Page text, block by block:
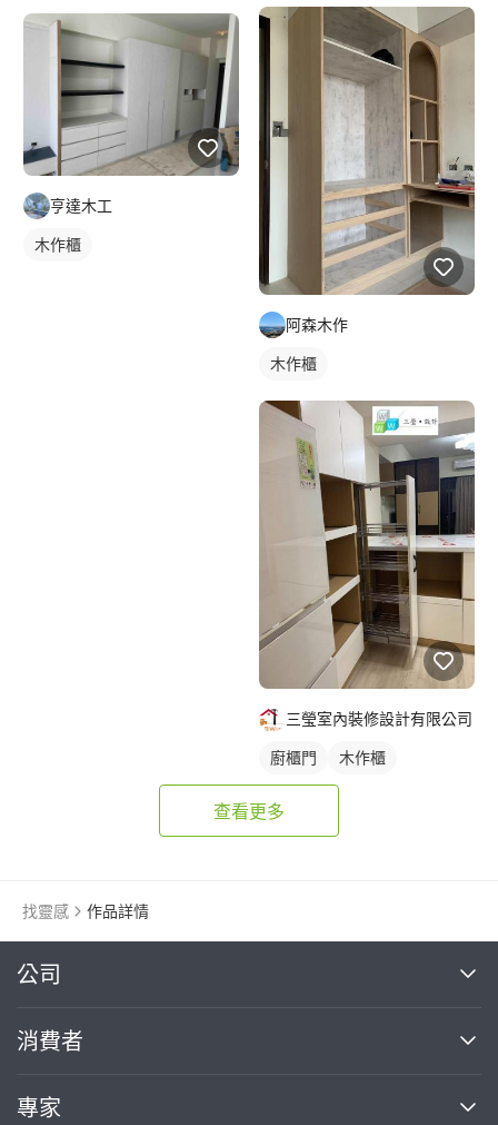
亨達木工
木作櫃
阿森木作
木作櫃
三瑩室內裝修設計有限公司
廚櫃門 木作櫃
查看更多
找靈感 作品詳情
公司
關於我們
部落格
消費者
買服務
專家
繼續完成